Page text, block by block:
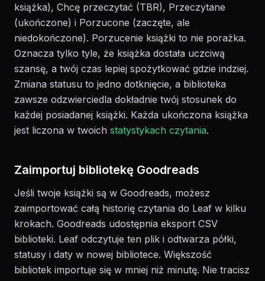
książka), Chcę przeczytać (TBR), Przeczytane
(ukończone) i Porzucone (zaczęte, ale
niedokończone). Porzucenie książki to nie porażka.
Oznacza tylko tyle, że książka dostała uczciwą
szansę, a twój czas lepiej spożytkować gdzie indziej.
Zmiana statusu to jedno dotknięcie, a biblioteka
zawsze odzwierciedla dokładnie twój stosunek do
każdej posiadanej książki. Każda ukończona książka
jest liczona w twoich statystykach czytania.
Zaimportuj bibliotekę Goodreads
Jeśli twoje książki są w Goodreads, możesz
zaimportować całą historię czytania do Leaf w kilku
krokach. Goodreads udostępnia eksport CSV
biblioteki. Leaf odczytuje ten plik i odtwarza półki,
statusy i daty w nowej bibliotece. Większość
bibliotek importuje się w mniej niż minutę. Nie tracisz